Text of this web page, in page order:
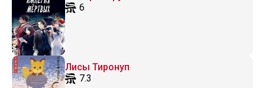
6
Лисы Тиронуп
7.3